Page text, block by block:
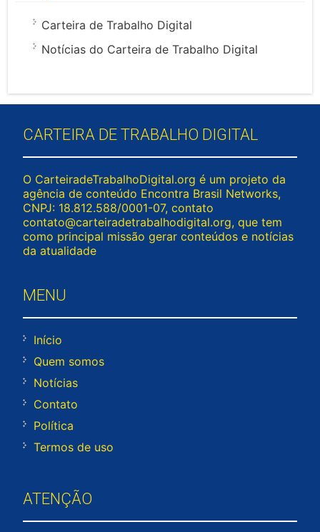
Carteira de Trabalho Digital
Notícias do Carteira de Trabalho Digital
CARTEIRA DE TRABALHO DIGITAL
O CarteiradeTrabalhoDigital.org é um projeto da
agência de conteúdo Encontra Brasil Networks,
CNPJ: 18.812.588/0001-07, contato
contato@carteiradetrabalhodigital.org, que tem
como principal missão gerar conteúdos e notícias
da atualidade
MENU
Início
Quem somos
Notícias
Contato
Política
Termos de uso
ATENÇÃO